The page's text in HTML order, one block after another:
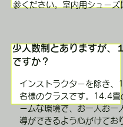
参ください。室内用シューズ
インストラクターを除き、
名様のクラスです。14.4畳
ームな環境で、お一人お一
導ができるよう心がけてお
少人数制とありますが、
ですか？